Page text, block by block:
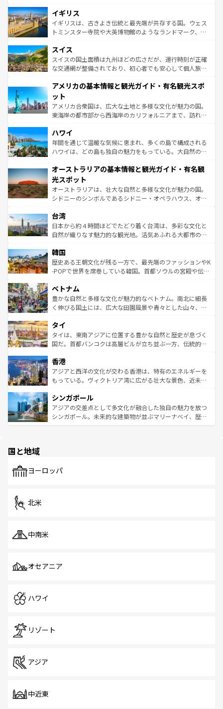
香り高いラベンダー畑など、多彩な楽しみ方が可能だ。さ
らに、パリ以外の地域にも魅力が溢れており、どの街角に
も豊かな歴史と文化が息づいている。パリ以外の個性あふ
を参照してほしい。
顔を持つこの国は、どこを歩いても飽きることがない。ベ
ルリンの文化的活気、バイエルン州のアルプスの絶景、そ
してライン川沿いのワイン畑といった風景は必見。ビール
は、お酒好きな人にはぜひ体験してほしい。 なお、新着の
ドイツ情報はコンテンツ一覧を参照してほしい。
イギリス
イギリスは、古きよき伝統と最先端が共存する国。ウェス
トミンスター寺院や大英博物館のようなランドマーク、歴
リアごとに異なる魅力がある。また、優雅なアフタヌーン
ティー、ビール好きにはたまらない英国パブ、サッカー観
戦など、本場だからこそできる体験も豊富。イギリスを旅
ンツ一覧を参照してほしい。
スイス
スイスの国土面積は九州ほどの広さだが、運行時刻が正確
な交通網が整備されており、初心者でも安心して個人旅行
の建物がそのまま残る町や、スイスならではのユニークな
博物館もあり、アルプス観光だけでなく町歩きも満喫する
ことができる。国民の所得が高いため物価も高いが、旅行
者向けの交通パス提供のサービスもあり、うまく活用すれ
着のスイス情報は
アメリカの基本情報と観光ガイド・有名観光スポ
ット
アメリカ合衆国は、広大な土地と多様な文化が魅力の国。
東海岸の都市部から西海岸のカリフォルニアまで、訪れる
のような巨大都市は、観光、ショッピング、エンターテイ
ンメントが詰まった刺激的なスポットだ。一方、アメリカ
西部には大自然が広がり、グランドキャニオンやイエロー
部のニューオーリンズでは、音楽と美食が融合した独特の
文化が魅力。旅行者はアメリカの各地域で異なる魅力を楽
しみながら、その多様性と豊かな歴史を感じることができ
るだろう。車でのロードトリップや列車の旅も、アメリカ
情報は
ハワイ
年間を通じて温暖な気候に恵まれ、多くの島で構成される
ハワイは、どの島も独自の魅力をもっている。大自然の神
ワイ島は見逃せない。また、定番の観光地といえばオアフ
島だが、静かな自然を求めるならマウイ島やカウアイ島が
おすすめ。エメラルドグリーンに輝く海をはじめ、豊かな
文化や歴史が息づいている。「アロハスピリット」と呼ば
人々、おいしいローカルフードやハワイアンミュージッ
ク、伝統的なフラダンスなど、すべてがハワイの魅力を彩
っている。訪れるたびに新しい発見と感動が待っているハ
はコンテンツ一覧
オーストラリアの基本情報と観光ガイド・有名観
光スポット
オーストラリアは、壮大な自然と多様な文化が魅力の国。
シドニーのシンボルであるシドニー・オペラハウス、オー
リアリーフや大陸中央部にそびえるウルル（エアーズロッ
ク）、タスマニアの美しい原生林やケアンズの熱帯雨林な
ど、見どころがたくさん。また、カフェやワイン、オージ
いる。アクティビティも充実しており、サーフィンやダイ
ビング、ハイキングなど、アウトドア好きにはたまらな
い。オーストラリアの多彩な魅力を存分に味わいつくそ
参照してほしい。
台湾
日本から約４時間ほどでたどり着く台湾は、多彩な文化と
自然が織りなす魅力的な観光地。活気あふれる大都市の台
ン）、静ひつな山岳地帯である台湾東部など、都市の喧騒
と山間の静けさが共存しており、訪れる人に新しい発見と
驚きをもたらしてくれる。また、奥深い台湾の食文化も魅
容にもいいと評判のスイーツなど、バラエティ豊かな料理
が味わえる。 なお、新着の台湾情報は コンテンツ一覧を参
照してほしい。
韓国
歴史ある王朝文化が残る一方で、最先端のファッションやK
-POPで世界を席巻している韓国。首都ソウルの宮殿や伝統
き、地方に足を延ばせば四季折々の自然美を楽しむことが
できる。そして、キムチや焼肉、絶品のストリートフード
まで、さまざまな韓国料理が待っている。夜には、韓国な
リティに包まれながら、韓国の多彩な魅力を心ゆくまで味
わってみてほしい。 なお、新着の韓国情報はコンテンツ一
覧を参照してほしい。
ベトナム
豊かな自然と多様な文化が魅力的なベトナム。南北に細長
く伸びる国土には、広大な田園風景や青々とした山々、世
急速な発展と共に伝統が息づく。ハノイの古い町並みやホ
ーチミン市のフランス統治時代の建物も、独特の雰囲気を
醸し出している。また、バラエティの豊かさとおいしさで
とつ。フォーやバインミー、ベトナムコーヒーなどは、ぜ
ひ現地で味わいたい。どの地域を訪れてもあたたかい人々
が旅行者を迎えてくれるので、きっと忘れられない旅にな
参照してほしい。
タイ
タイは、東南アジアに位置する豊かな自然と歴史が息づく
国だ。首都バンコクは高層ビルが立ち並ぶ一方、伝統的な
の活気が交差している。北部ではチェンマイなどの山岳地
帯で自然と触れ合い、南部ではプーケットやクラビの美し
いビーチでリゾート気分を楽しむことができる。タイ料理
激する。気候は一年中温暖で、どの季節にも異なる楽しみ
が待っている。親しみやすいタイの人々、仏教を中心とし
た文化、そして多様な観光資源が、訪れる旅人を魅了し続
香港
アジアと西洋の文化が交わる香港は、特有のエネルギーを
もっている。ヴィクトリア湾に広がる壮大な景色、近未来
み、どこを訪れても感動するはず。観光スポットが密集し
ており、効率よく見どころを回れるのも魅力。息をのむよ
うな絶景から文化的な体験まで、香港を存分に楽しみ尽く
シンガポール
アジアの交差点として多文化が融合した独自の魅力を放つ
シンガポール。未来的な建築物が並ぶマリーナベイ、歴史
で、ホーカーズは地元の風情を楽しめる外せないスポット
国と地域
ヨーロッパ
北米
中南米
オセアニア
ハワイ
リゾート
アジア
中近東